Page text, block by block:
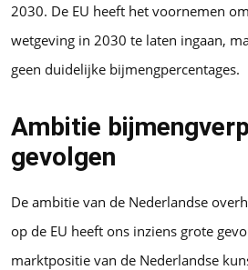
2030. De EU heeft het voornemen
wetgeving in 2030 te laten ingaan,
geen duidelijke bijmengpercentages.
Ambitie
gevolgen
De ambitie van de Nederlandse
op de EU heeft ons inziens grote
marktpositie van de Nederlandse